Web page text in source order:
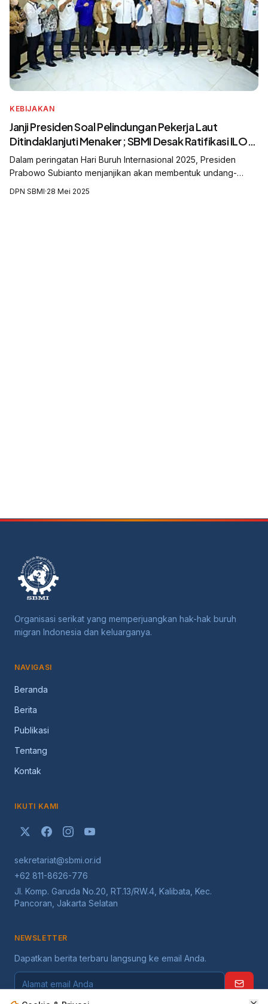
KEBIJAKAN
Janji Presiden Soal Pelindungan Pekerja Laut
Ditindaklanjuti Menaker; SBMI Desak Ratifikasi ILO
K188 untuk Pelindungan Nyata Awak Kapal Perikanan
Indonesia
Dalam peringatan Hari Buruh Internasional 2025, Presiden
Prabowo Subianto menjanjikan akan membentuk undang-
DPN SBMI·28 Mei 2025
Organisasi serikat yang memperjuangkan hak-hak buruh
migran Indonesia dan keluarganya.
NAVIGASI
Beranda
Berita
Publikasi
Tentang
Kontak
IKUTI KAMI
sekretariat@sbmi.or.id
+62 811-8626-776
Jl. Komp. Garuda No.20, RT.13/RW.4, Kalibata, Kec.
Pancoran, Jakarta Selatan
NEWSLETTER
Dapatkan berita terbaru langsung ke email Anda.